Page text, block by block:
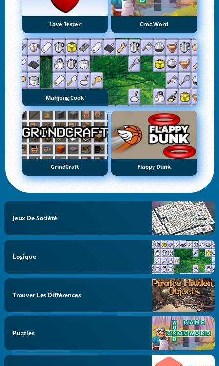
Love Tester Croc Word
Mahjong Cook
GrindCraft Flappy Dunk
Jeux De Société
Logique
Trouver Les Différences
Puzzles